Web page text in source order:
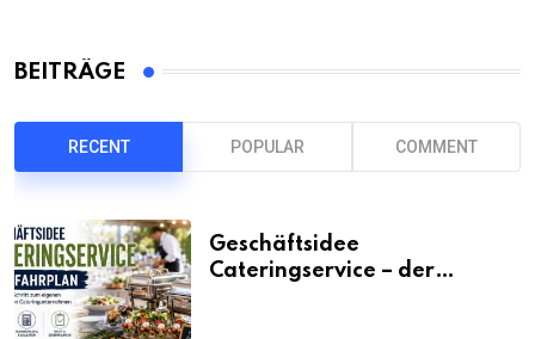
BEITRÄGE
RECENT POPULAR COMMENT
Geschäftsidee
Cateringservice – der